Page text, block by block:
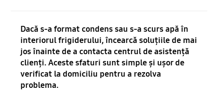
Dacă s-a format condens sau s-a scurs apă în
interiorul frigiderului, încearcă soluțiile de mai
jos înainte de a contacta centrul de asistență
clienți. Aceste sfaturi sunt simple și ușor de
verificat la domiciliu pentru a rezolva
problema.